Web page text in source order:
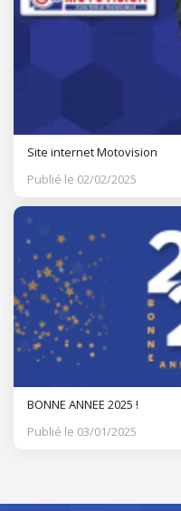
Site internet Motovision
Publié le 02/02/2025
BONNE ANNEE 2025 !
Publié le 03/01/2025